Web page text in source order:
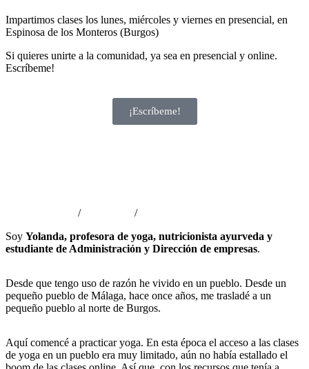
Impartimos clases los lunes, miércoles y viernes en presencial, en
Espinosa de los Monteros (Burgos)
Si quieres unirte a la comunidad, ya sea en presencial y online.
Escríbeme!
¡Escríbeme!
/ /
Soy Yolanda, profesora de yoga, nutricionista ayurveda y
estudiante de Administración y Dirección de empresas.
Desde que tengo uso de razón he vivido en un pueblo. Desde un
pequeño pueblo de Málaga, hace once años, me trasladé a un
pequeño pueblo al norte de Burgos.
Aquí comencé a practicar yoga. En esta época el acceso a las clases
de yoga en un pueblo era muy limitado, aún no había estallado el